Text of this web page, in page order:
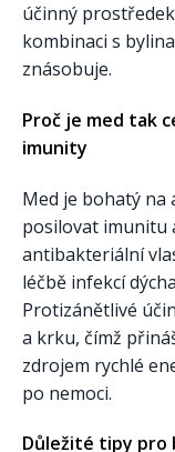
účinný
kombinaci s
znásobuje.
Proč je med tak
imunity
Med je bohatý
posilovat imunitu
antibakteriální
léčbě infekcí
Protizánětlivé
a krku, čímž
zdrojem rychlé
po nemoci.
Důležité tipy pro